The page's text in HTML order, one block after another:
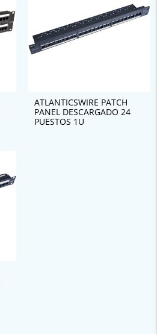
ATLANTICSWIRE PATCH
PANEL DESCARGADO 24
PUESTOS 1U